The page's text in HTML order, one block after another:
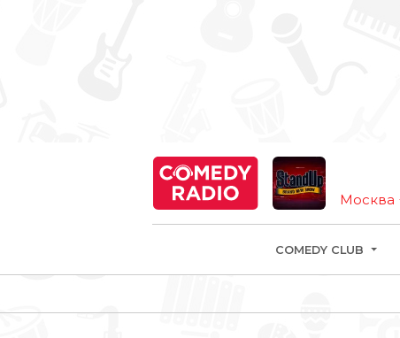
Москва
COMEDY CLUB